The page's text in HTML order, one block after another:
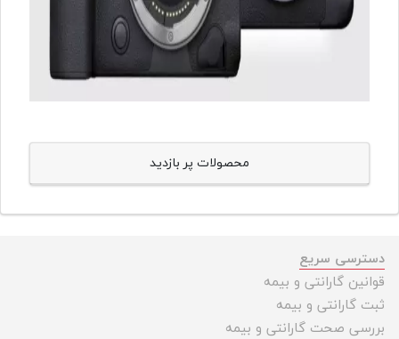
محصولات پر بازدید
دسترسی سریع
قوانین گارانتی و بیمه
ثبت گارانتی و بیمه
بررسی صحت گارانتی و بیمه